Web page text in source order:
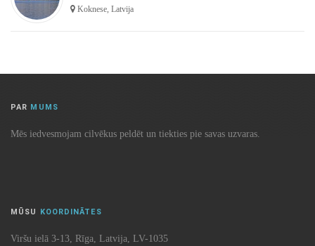
Koknese, Latvija
PAR MUMS
Mēs iedvesmojam cilvēkus peldēt un tiekties pie savas uzvaras.
MŪSU KOORDINĀTES
Viršu ielā 3-13, Rīga, Latvija, LV-1035